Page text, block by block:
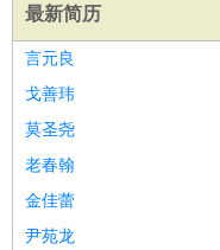
最新简历
言元良
戈善玮
莫圣尧
老春翰
金佳蕾
尹苑龙